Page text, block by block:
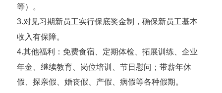
等）。
3.对见习期新员工实行保底奖金制，确保新员工基本
收入有保障。
4.其他福利：免费食宿、定期体检、拓展训练、企业
年金、继续教育、岗位培训、节日慰问；带薪年休
假、探亲假、婚丧假、产假、病假等各种假期。